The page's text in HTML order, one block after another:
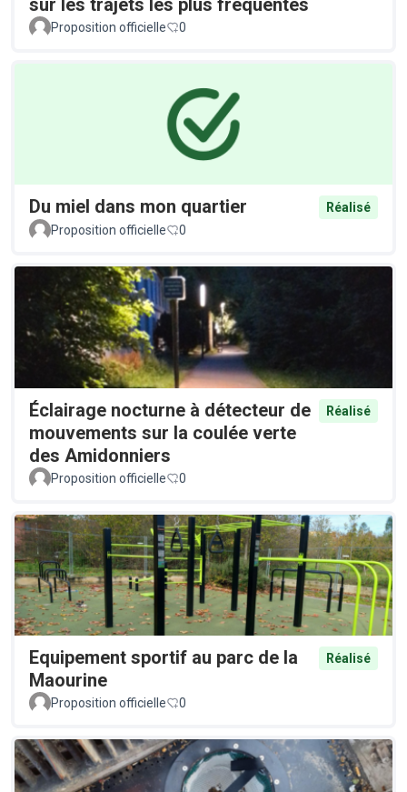
sur les trajets les plus fréquentés
Proposition officielle 0
Du miel dans mon quartier
Réalisé
Proposition officielle
0
Éclairage nocturne à détecteur de
mouvements sur la coulée verte
des Amidonniers
Réalisé
Proposition officielle 0
Equipement sportif au parc de la
Maourine
Réalisé
Proposition officielle 0